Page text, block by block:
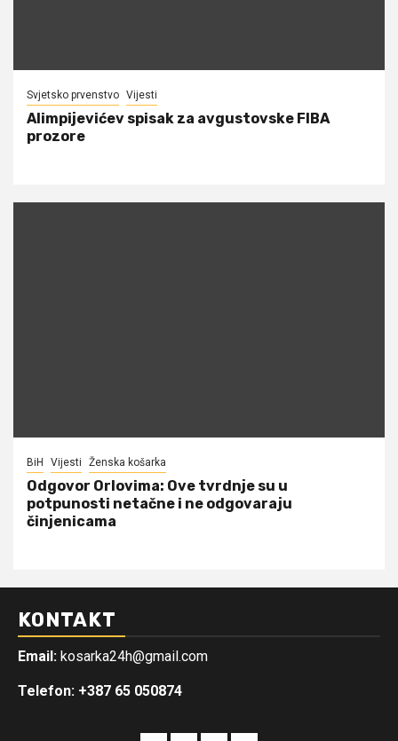
Svjetsko prvenstvo Vijesti
Alimpijevićev spisak za avgustovske FIBA
prozore
BiH Vijesti Ženska košarka
Odgovor Orlovima: ​Ove tvrdnje su u
potpunosti netačne i ne odgovaraju
činjenicama
KONTAKT
Email: kosarka24h@gmail.com
Telefon: +387 65 050874